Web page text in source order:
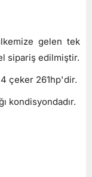
gelen tek
sipariş edilmiştir.
çeker 261hp'dir.
kondisyondadır.